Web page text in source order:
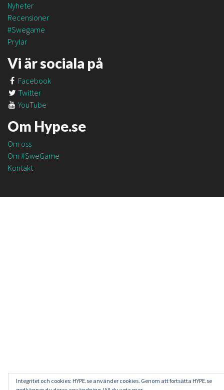
Nyheter
Recensioner
#Swegame
Prylar
Vi är sociala på
Facebook
Twitter
YouTube
Om Hype.se
Om oss
Om #SweGame
Kontakt
Integritet och cookies: HYPE.se använder cookies. Genom att fortsätta HYPE.se